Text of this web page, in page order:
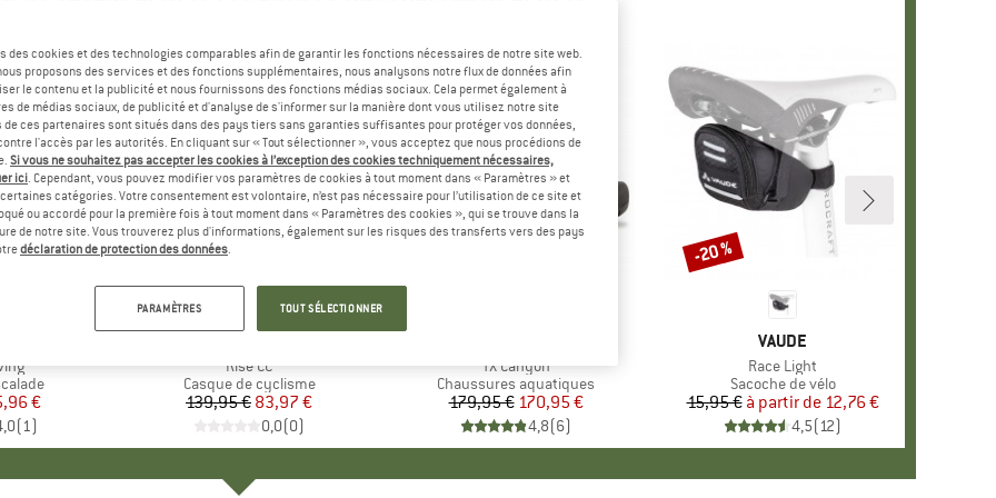
réduit
€
(1)
Article
Rise CC
Product group
Casque de cyclisme
Prix
139,95 €Prix réduit
83,97 €
0,0(0)
Remise
-40 %
Article
TX Canyon
Product group
Chaussures aquatiques
Prix
179,95 € Prix réduit
170,95 €
4,8(6)
MARQUE
VAUDE
Article
Race Light
Product group
Sacoche de vélo
Prix
15,95 € Prix réduit
à partir de 12,76 €
4,5(12)
Remise
-20 %
des cookies et des technologies comparables afin de garantir les fonctions nécessaires de notre site web.
proposons des services et des fonctions supplémentaires, nous analysons notre flux de données afin
le contenu et la publicité et nous fournissons des fonctions médias sociaux. Cela permet également à
de médias sociaux, de publicité et d'analyse de s'informer sur la manière dont vous utilisez notre site
de ces partenaires sont situés dans des pays tiers sans garanties suffisantes pour protéger vos données,
l'accès par les autorités. En cliquant sur « Tout sélectionner », vous acceptez que nous procédions de
Si vous ne souhaitez pas accepter les cookies à l’exception des cookies techniquement nécessaires,
ici. Cependant, vous pouvez modifier vos paramètres de cookies à tout moment dans « Paramètres » et
catégories. Votre consentement est volontaire, n’est pas nécessaire pour l’utilisation de ce site et
ou accordé pour la première fois à tout moment dans « Paramètres des cookies », qui se trouve dans la
de notre site. Vous trouverez plus d'informations, également sur les risques des transferts vers des pays
déclaration de protection des données.
PARAMÈTRES TOUT SÉLECTIONNER